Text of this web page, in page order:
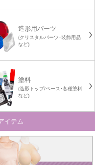
造形用パーツ
(クリスタルパーツ･装飾用品
など)
塗料
(造形トップ/ベース･各種塗料
など)
イテム